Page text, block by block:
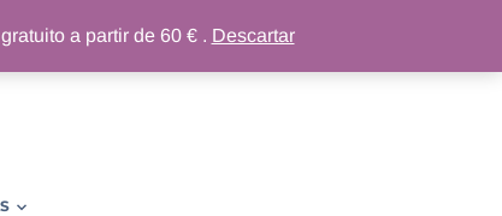
a partir de 60 € . Descartar